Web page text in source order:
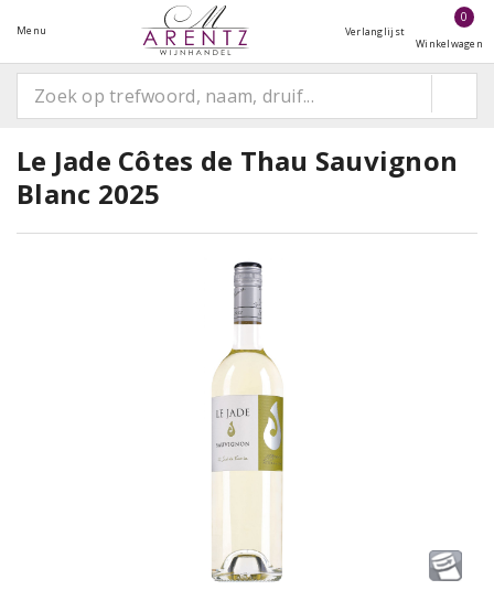
Menu Verlanglijst
0
Winkelwagen
Le Jade Côtes de Thau Sauvignon
Blanc 2025